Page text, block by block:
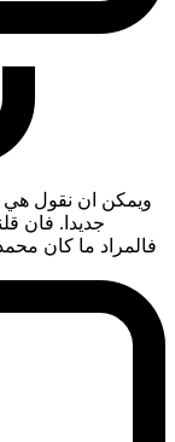
ويمكن ان نقول هي
جديدا. فان
فالمراد ما كان